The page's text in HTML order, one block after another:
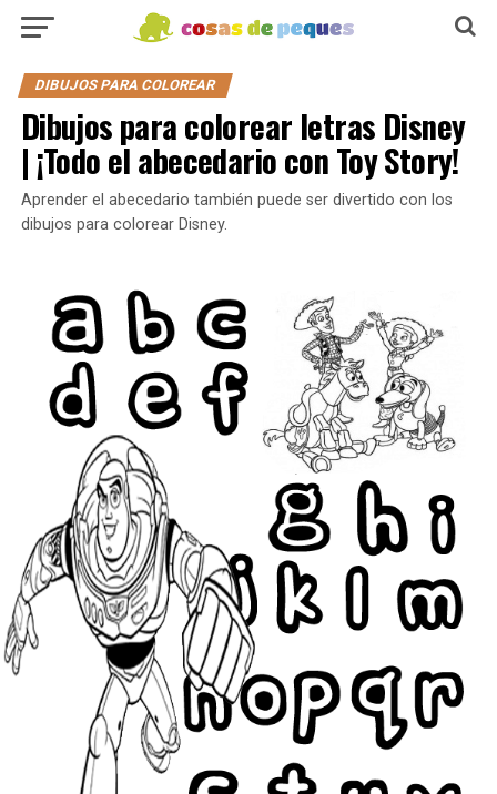
DIBUJOS PARA COLOREAR
Dibujos para colorear letras Disney
| ¡Todo el abecedario con Toy Story!
Aprender el abecedario también puede ser divertido con los
dibujos para colorear Disney.